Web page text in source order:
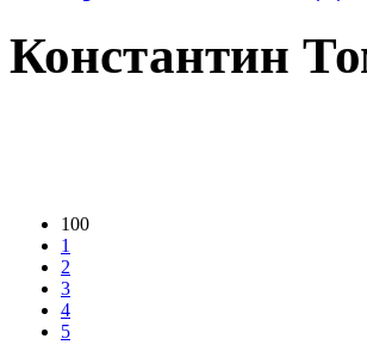
Константин
100
1
2
3
4
5